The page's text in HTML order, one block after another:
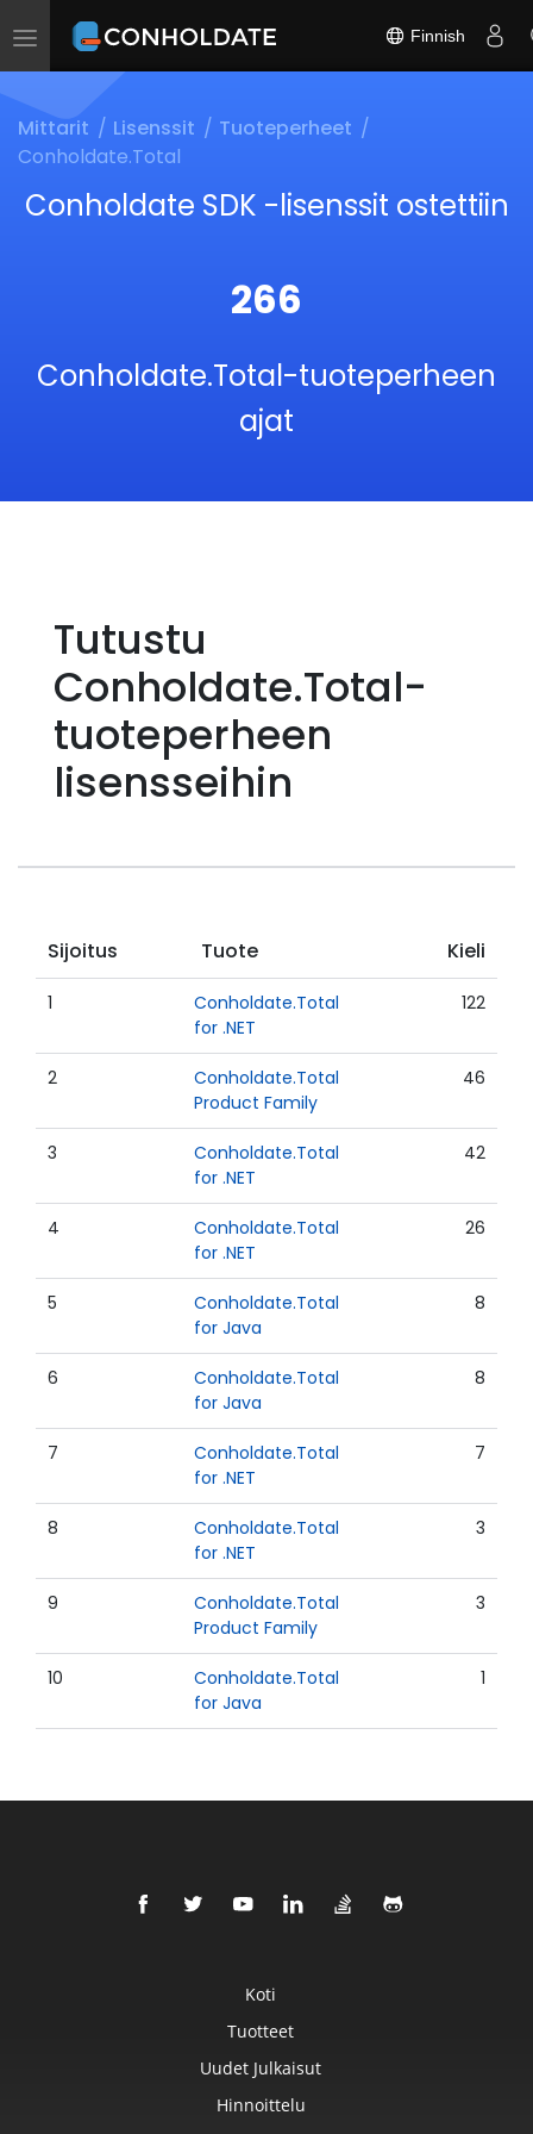
Toggle
Finnish
Mittarit Lisenssit
Tuoteperheet
Conholdate.Total
Conholdate SDK -lisenssit ostettiin
266
Conholdate.Total-tuoteperheen
ajat
Tutustu
Conholdate.Total-
tuoteperheen
lisensseihin
Sijoitus Tuote Kieli
1
Conholdate.Total
for .NET
122
2
Conholdate.Total
Product Family
46
3
Conholdate.Total
for .NET
42
4
Conholdate.Total
for .NET
26
5
Conholdate.Total
for Java
8
6
Conholdate.Total
for Java
8
7
Conholdate.Total
for .NET
7
8
Conholdate.Total
for .NET
3
9
Conholdate.Total
Product Family
3
10
Conholdate.Total
for Java
1
Koti
Tuotteet
Uudet Julkaisut
Hinnoittelu